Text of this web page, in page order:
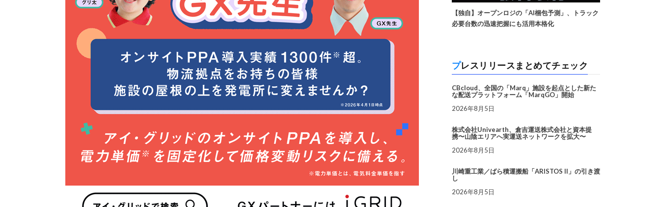
【独自】オープンロジの「AI梱包予測」、トラック
必要台数の迅速把握にも活用本格化
プレスリリースまとめてチェック
CBcloud、全国の「Marq」施設を起点とした新た
な配送プラットフォーム「MarqGO」開始
2026年8月5日
株式会社Univearth、倉吉運送株式会社と資本提
携〜山陰エリアへ実運送ネットワークを拡大〜
2026年8月5日
川崎重工業／ばら積運搬船「ARISTOS II」の引き渡
し
2026年8月5日